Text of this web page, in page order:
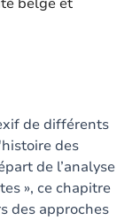
de différents
des
de l’analyse
», ce chapitre
des approches